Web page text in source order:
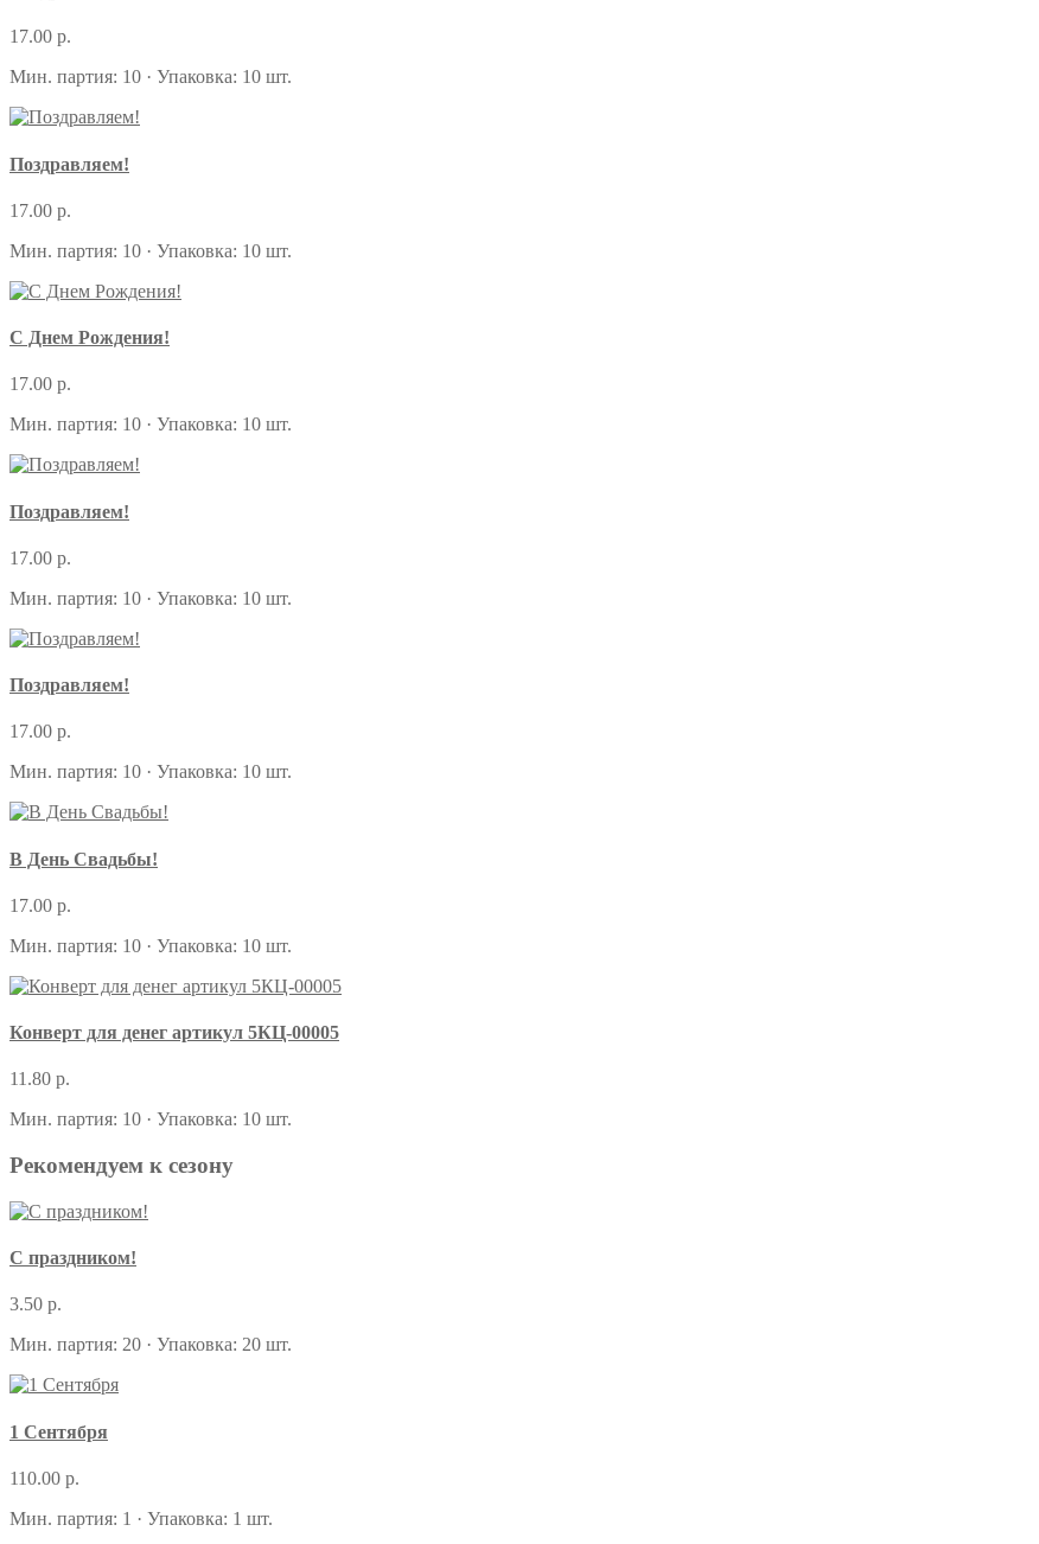
17.00 р.
Мин. партия: 10 · Упаковка: 10 шт.
Поздравляем!
17.00 р.
Мин. партия: 10 · Упаковка: 10 шт.
С Днем Рождения!
17.00 р.
Мин. партия: 10 · Упаковка: 10 шт.
Поздравляем!
17.00 р.
Мин. партия: 10 · Упаковка: 10 шт.
Поздравляем!
17.00 р.
Мин. партия: 10 · Упаковка: 10 шт.
В День Свадьбы!
17.00 р.
Мин. партия: 10 · Упаковка: 10 шт.
Конверт для денег артикул 5КЦ-00005
11.80 р.
Мин. партия: 10 · Упаковка: 10 шт.
Рекомендуем к сезону
С праздником!
3.50 р.
Мин. партия: 20 · Упаковка: 20 шт.
1 Сентября
110.00 р.
Мин. партия: 1 · Упаковка: 1 шт.